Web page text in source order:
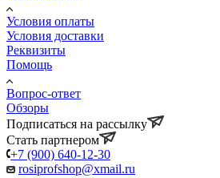
Условия оплаты
Условия доставки
Реквизиты
Помощь
Вопрос-ответ
Обзоры
Подписаться на рассылку
Стать партнером
+7 (900) 640-12-30
rosiprofshop@xmail.ru